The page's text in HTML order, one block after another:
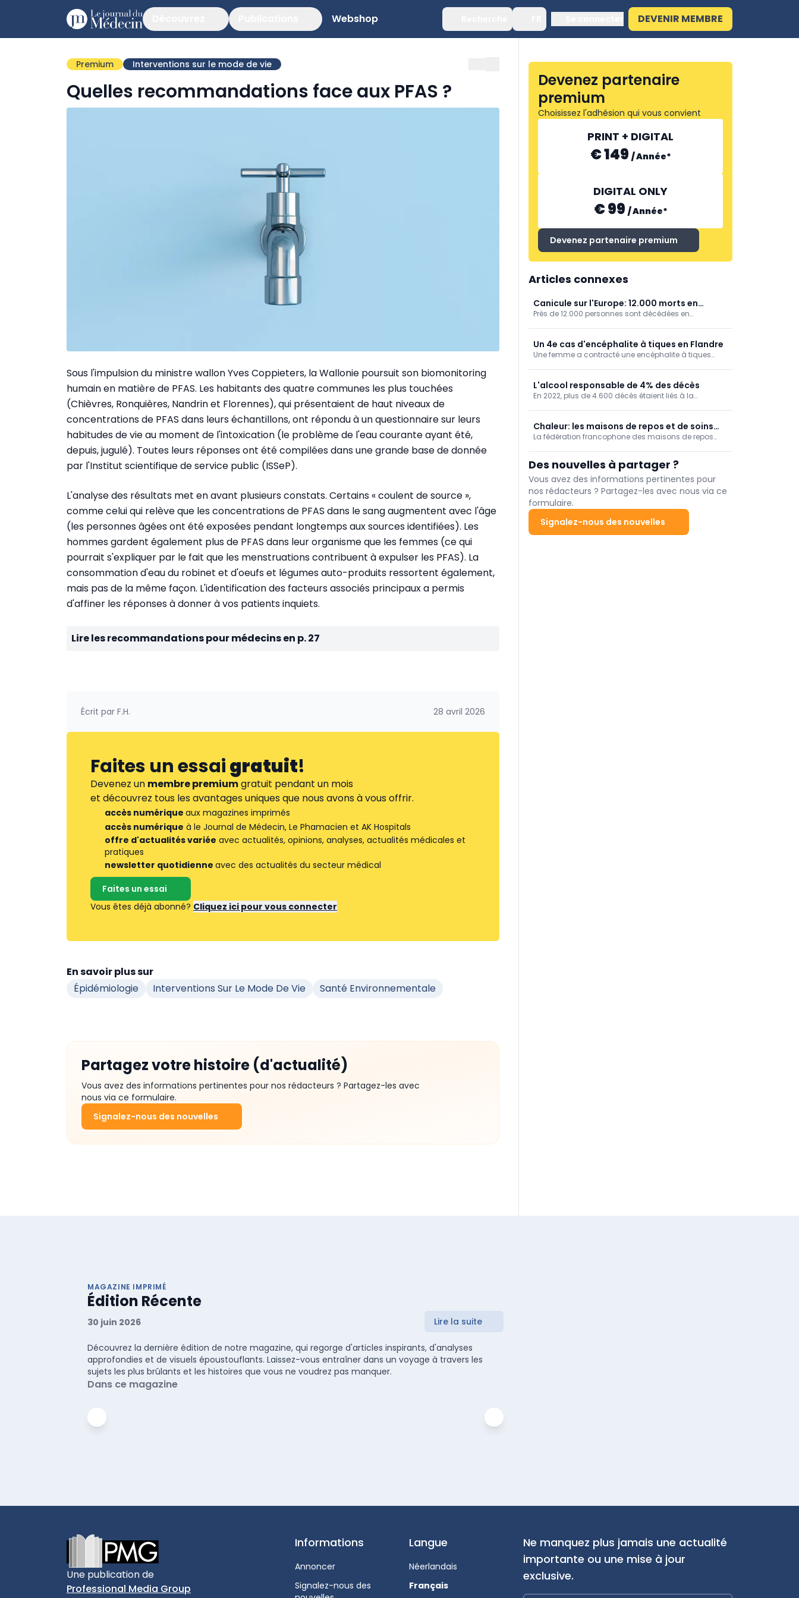
Webshop DEVENIR MEMBRE
Premium Interventions sur le mode de vie
Quelles recommandations face aux PFAS ?
Sous l'impulsion du ministre wallon Yves Coppieters, la Wallonie poursuit son biomonitoring
humain en matière de PFAS. Les habitants des quatre communes les plus touchées
(Chièvres, Ronquières, Nandrin et Florennes), qui présentaient de haut niveaux de
concentrations de PFAS dans leurs échantillons, ont répondu à un questionnaire sur leurs
habitudes de vie au moment de l'intoxication (le problème de l'eau courante ayant été,
depuis, jugulé). Toutes leurs réponses ont été compilées dans une grande base de donnée
par l'Institut scientifique de service public (ISSeP).
L'analyse des résultats met en avant plusieurs constats. Certains « coulent de source »,
comme celui qui relève que les concentrations de PFAS dans le sang augmentent avec l'âge
(les personnes âgées ont été exposées pendant longtemps aux sources identifiées). Les
hommes gardent également plus de PFAS dans leur organisme que les femmes (ce qui
pourrait s'expliquer par le fait que les menstruations contribuent à expulser les PFAS). La
consommation d'eau du robinet et d'oeufs et légumes auto-produits ressortent également,
mais pas de la même façon. L'identification des facteurs associés principaux a permis
d'affiner les réponses à donner à vos patients inquiets.
Lire les recommandations pour médecins en p. 27
Écrit par F.H. 28 avril 2026
Faites un essaigratuit!
Devenez un membre premiumgratuit pendant un mois
et découvrez tous les avantages uniques que nous avons à vous offrir.
accès numérique aux magazines imprimés
accès numérique à le Journal de Médecin, Le Phamacien et AK Hospitals
offre d'actualités variée avec actualités, opinions, analyses, actualités médicales et
pratiques
newsletter quotidienne avec des actualités du secteur médical
Faites un essai
Vous êtes déjà abonné? Cliquez ici pour vous connecter
En savoir plus sur
Épidémiologie
Interventions Sur Le Mode De Vie Santé Environnementale
Partagez votre histoire (d'actualité)
Vous avez des informations pertinentes pour nos rédacteurs ? Partagez-les avec
nous via ce formulaire.
Signalez-nous des nouvelles
Devenez partenaire
premium
Choisissez l'adhésion qui vous convient
PRINT + DIGITAL
€ 149 /Année*
DIGITAL ONLY
€ 99 /Année*
Devenez partenaire premium
Articles connexes
Canicule sur l'Europe: 12.000 morts en
Allemagne
Près de 12.000 personnes sont décédées en
Un 4e cas d'encéphalite à tiques en Flandre
Une femme a contracté une encéphalite à tiques
flamande en charge des soins et de la santé. C'est le
4e cas recensé cette année en Flandre, contre aucun
à ce jour en Wallonie.
L'alcool responsable de 4% des décès
En 2022, plus de 4.600 décès étaient liés à la
des ans, en particulier dans la Région de Bruxelles-
Capitale.
Chaleur: les maisons de repos et de soins
réclament une vision à long terme
La fédération francophone des maisons de repos
auxquelles le secteur doit se conformer.
Des nouvelles à partager ?
Vous avez des informations pertinentes pour
nos rédacteurs ? Partagez-les avec nous via ce
formulaire.
Signalez-nous des nouvelles
MAGAZINE IMPRIMÉ
Édition Récente
30 juin 2026 Lire la suite
Découvrez la dernière édition de notre magazine, qui regorge d'articles inspirants, d'analyses
approfondies et de visuels époustouflants. Laissez-vous entraîner dans un voyage à travers les
sujets les plus brûlants et les histoires que vous ne voudrez pas manquer.
Dans ce magazine
Une publication de
Professional Media Group
Informations
Annoncer
Signalez-nous des
Langue
Néerlandais
Français
Ne manquez plus jamais une actualité
importante ou une mise à jour
exclusive.